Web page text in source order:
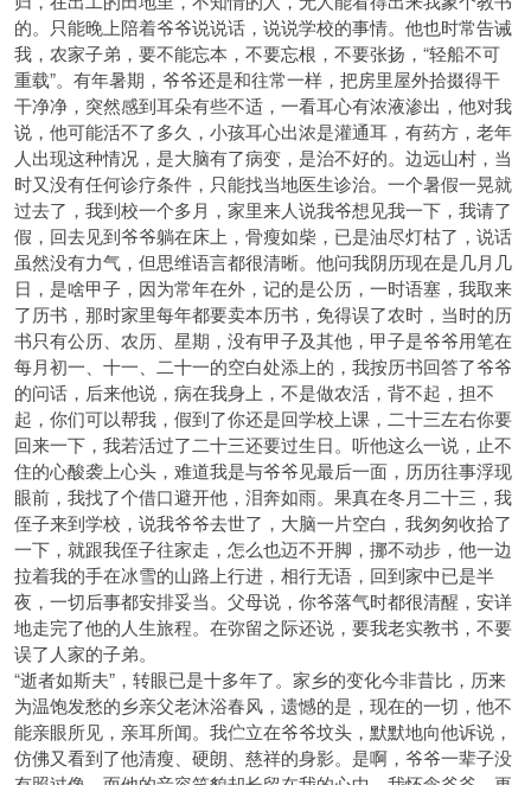
的。只能晚上陪着爷爷说说话，说说学校的事情。他也时常告诫
我，农家子弟，要不能忘本，不要忘根，不要张扬，“轻船不可
重载”。有年暑期，爷爷还是和往常一样，把房里屋外拾掇得干
干净净，突然感到耳朵有些不适，一看耳心有浓液渗出，他对我
说，他可能活不了多久，小孩耳心出浓是灌通耳，有药方，老年
人出现这种情况，是大脑有了病变，是治不好的。边远山村，当
时又没有任何诊疗条件，只能找当地医生诊治。一个暑假一晃就
过去了，我到校一个多月，家里来人说我爷想见我一下，我请了
假，回去见到爷爷躺在床上，骨瘦如柴，已是油尽灯枯了，说话
虽然没有力气，但思维语言都很清晰。他问我阴历现在是几月几
日，是啥甲子，因为常年在外，记的是公历，一时语塞，我取来
了历书，那时家里每年都要卖本历书，免得误了农时，当时的历
书只有公历、农历、星期，没有甲子及其他，甲子是爷爷用笔在
每月初一、十一、二十一的空白处添上的，我按历书回答了爷爷
的问话，后来他说，病在我身上，不是做农活，背不起，担不
起，你们可以帮我，假到了你还是回学校上课，二十三左右你要
回来一下，我若活过了二十三还要过生日。听他这么一说，止不
住的心酸袭上心头，难道我是与爷爷见最后一面，历历往事浮现
眼前，我找了个借口避开他，泪奔如雨。果真在冬月二十三，我
侄子来到学校，说我爷爷去世了，大脑一片空白，我匆匆收拾了
一下，就跟我侄子往家走，怎么也迈不开脚，挪不动步，他一边
拉着我的手在冰雪的山路上行进，相行无语，回到家中已是半
夜，一切后事都安排妥当。父母说，你爷落气时都很清醒，安详
地走完了他的人生旅程。在弥留之际还说，要我老实教书，不要
误了人家的子弟。
“逝者如斯夫”，转眼已是十多年了。家乡的变化今非昔比，历来
为温饱发愁的乡亲父老沐浴春风，遗憾的是，现在的一切，他不
能亲眼所见，亲耳所闻。我伫立在爷爷坟头，默默地向他诉说，
仿佛又看到了他清瘦、硬朗、慈祥的身影。是啊，爷爷一辈子没